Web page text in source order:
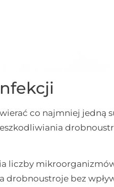
co najmniej jedną
liczby
drobnoustroje bez